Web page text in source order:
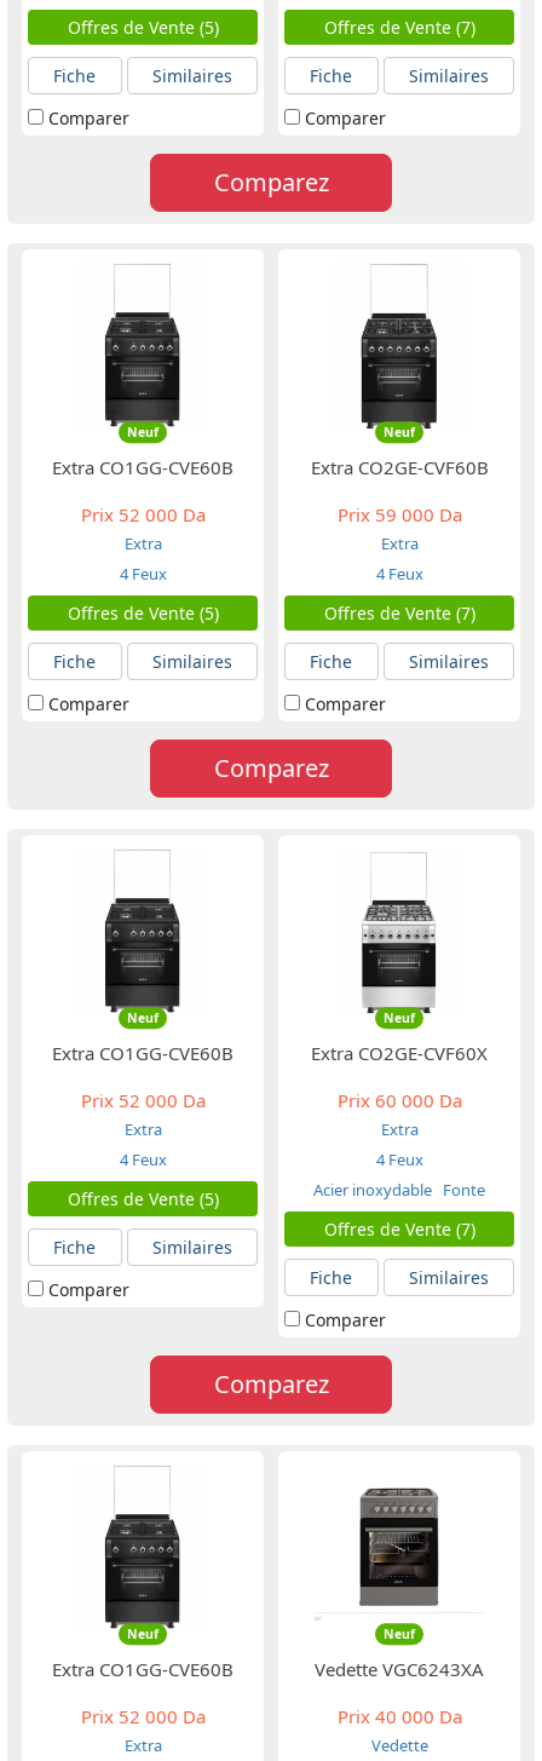
Offres de Vente (5)
Fiche
Similaires
Comparer
Offres de Vente (7)
Fiche
Similaires
Comparer
Comparez
Neuf
Extra CO1GG-CVE60B
Prix52 000 Da
Extra
4 Feux
Offres de Vente (5)
Fiche
Similaires
Comparer
Neuf
Extra CO2GE-CVF60B
Prix59 000 Da
Extra
4 Feux
Offres de Vente (7)
Fiche
Similaires
Comparer
Comparez
Neuf
Extra CO1GG-CVE60B
Prix52 000 Da
Extra
4 Feux
Offres de Vente (5)
Fiche
Similaires
Comparer
Neuf
Extra CO2GE-CVF60X
Prix60 000 Da
Extra
4 Feux
Acier inoxydable Fonte
Offres de Vente (7)
Fiche
Similaires
Comparer
Comparez
Neuf
Extra CO1GG-CVE60B
Prix52 000 Da
Extra
Neuf
Vedette VGC6243XA
Prix40 000 Da
Vedette